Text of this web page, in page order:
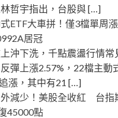
哲宇指出，台股與 […]
ETF大車拼！僅3檔單周
居冠
沖下洗，千點震盪行情常
彈上漲2.57%，22檔主動
漲，其中有21 […]
減少！美股全收紅 台指
45000點